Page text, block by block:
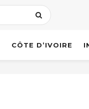
CÔTE D’IVOIRE